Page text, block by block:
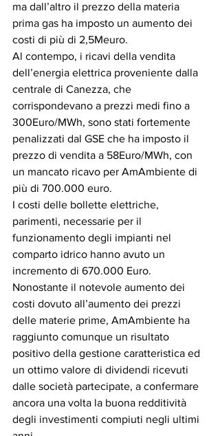
ma dall’altro il prezzo della materia
prima gas ha imposto un aumento dei
costi di più di 2,5Meuro.
Al contempo, i ricavi della vendita
dell’energia elettrica proveniente dalla
centrale di Canezza, che
corrispondevano a prezzi medi fino a
300Euro/MWh, sono stati fortemente
penalizzati dal GSE che ha imposto il
prezzo di vendita a 58Euro/MWh, con
un mancato ricavo per AmAmbiente di
più di 700.000 euro.
I costi delle bollette elettriche,
parimenti, necessarie per il
funzionamento degli impianti nel
comparto idrico hanno avuto un
incremento di 670.000 Euro.
Nonostante il notevole aumento dei
costi dovuto all’aumento dei prezzi
delle materie prime, AmAmbiente ha
raggiunto comunque un risultato
positivo della gestione caratteristica ed
un ottimo valore di dividendi ricevuti
dalle società partecipate, a confermare
ancora una volta la buona redditività
degli investimenti compiuti negli ultimi